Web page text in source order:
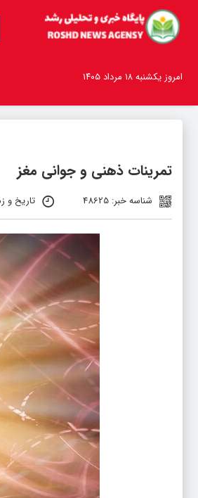
امروز یکشنبه ۱۸ مرداد ۱۴۰۵
تمرینات ذهنی و جوانی مغز
شناسه خبر: 48625 تاریخ و زمان